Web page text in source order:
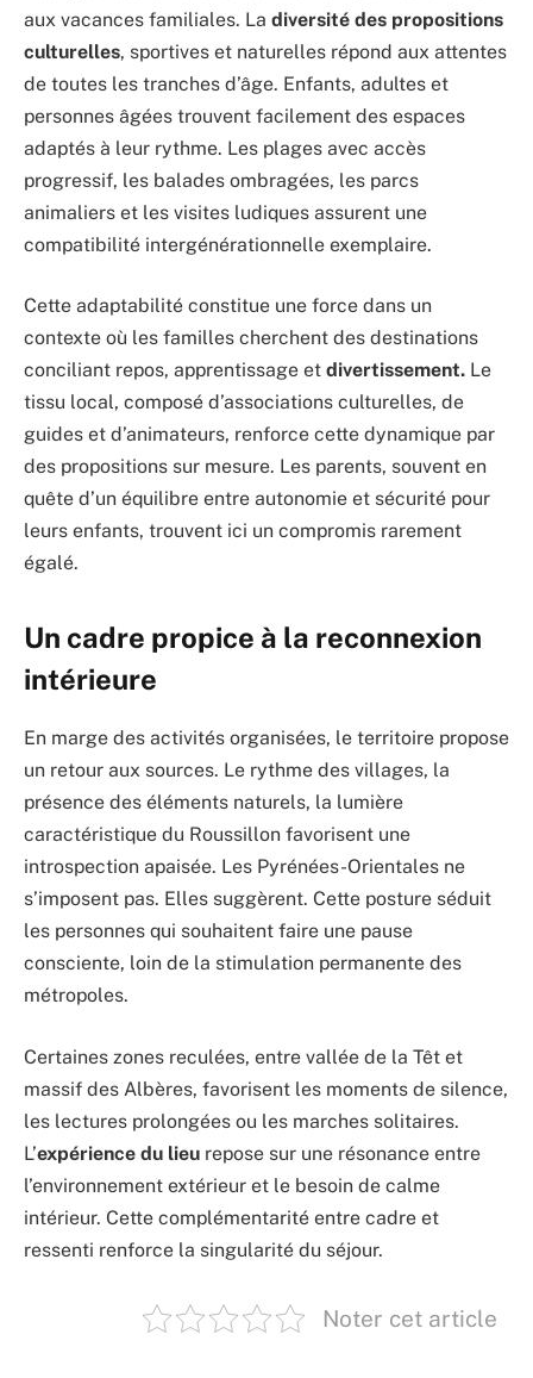
aux vacances familiales. La diversité des propositions
culturelles, sportives et naturelles répond aux attentes
de toutes les tranches d’âge. Enfants, adultes et
personnes âgées trouvent facilement des espaces
adaptés à leur rythme. Les plages avec accès
progressif, les balades ombragées, les parcs
animaliers et les visites ludiques assurent une
compatibilité intergénérationnelle exemplaire.
Cette adaptabilité constitue une force dans un
contexte où les familles cherchent des destinations
conciliant repos, apprentissage et divertissement. Le
tissu local, composé d’associations culturelles, de
guides et d’animateurs, renforce cette dynamique par
des propositions sur mesure. Les parents, souvent en
quête d’un équilibre entre autonomie et sécurité pour
leurs enfants, trouvent ici un compromis rarement
égalé.
Un cadre propice à la reconnexion
intérieure
En marge des activités organisées, le territoire propose
un retour aux sources. Le rythme des villages, la
présence des éléments naturels, la lumière
caractéristique du Roussillon favorisent une
introspection apaisée. Les Pyrénées-Orientales ne
s’imposent pas. Elles suggèrent. Cette posture séduit
les personnes qui souhaitent faire une pause
consciente, loin de la stimulation permanente des
métropoles.
Certaines zones reculées, entre vallée de la Têt et
massif des Albères, favorisent les moments de silence,
les lectures prolongées ou les marches solitaires.
L’expérience du lieu repose sur une résonance entre
l’environnement extérieur et le besoin de calme
intérieur. Cette complémentarité entre cadre et
ressenti renforce la singularité du séjour.
Noter cet article